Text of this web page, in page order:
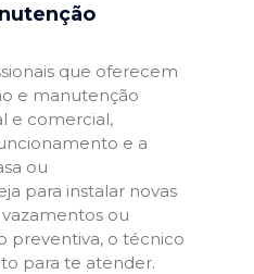
que oferecem
e manutenção
e comercial,
e a
ou
para instalar novas
ou
preventiva, o técnico
para te atender.